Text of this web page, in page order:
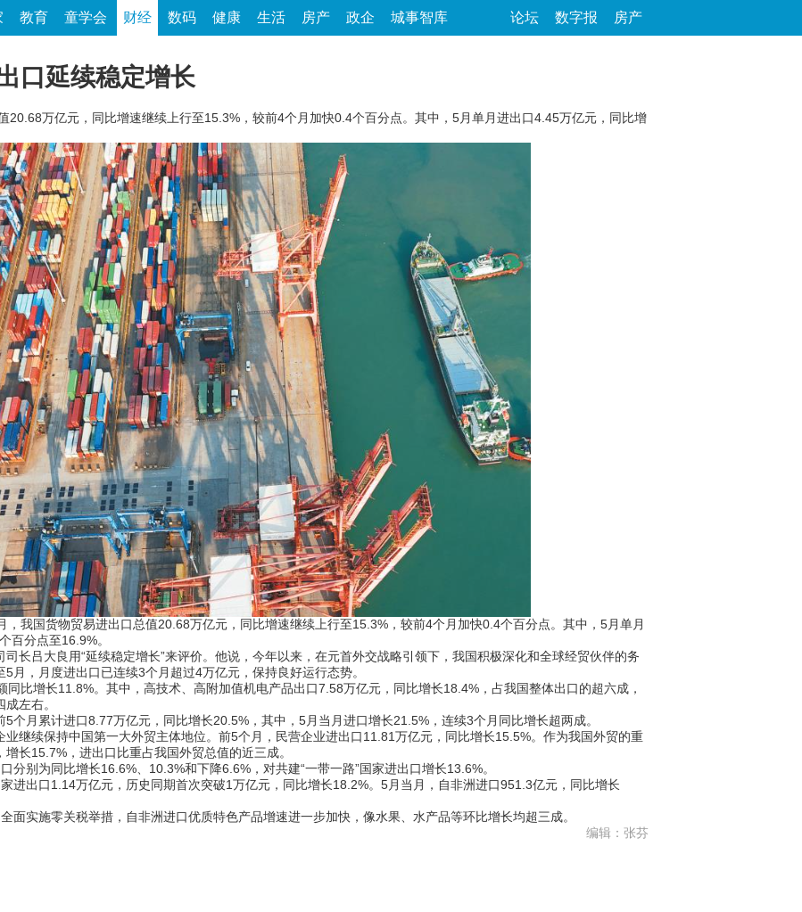
教育 童学会 财经 数码 健康 生活 房产 政企 城事智库 论坛 数字报 房产
口延续稳定增长
20.68万亿元，同比增速继续上行至15.3%，较前4个月加快0.4个百分点。其中，5月单月进出口4.45万亿元，同比增
国货物贸易进出口总值20.68万亿元，同比增速继续上行至15.3%，较前4个月加快0.4个百分点。其中，5月单月
百分点至16.9%。
吕大良用“延续稳定增长”来评价。他说，今年以来，在元首外交战略引领下，我国积极深化和全球经贸伙伴的务
月，月度进出口已连续3个月超过4万亿元，保持良好运行态势。
增长11.8%。其中，高技术、高附加值机电产品出口7.58万亿元，同比增长18.4%，占我国整体出口的超六成，
左右。
月累计进口8.77万亿元，同比增长20.5%，其中，5月当月进口增长21.5%，连续3个月同比增长超两成。
续保持中国第一大外贸主体地位。前5个月，民营企业进出口11.81万亿元，同比增长15.5%。作为我国外贸的重
长15.7%，进出口比重占我国外贸总值的近三成。
别为同比增长16.6%、10.3%和下降6.6%，对共建“一带一路”国家进出口增长13.6%。
出口1.14万亿元，历史同期首次突破1万亿元，同比增长18.2%。5月当月，自非洲进口951.3亿元，同比增长
实施零关税举措，自非洲进口优质特色产品增速进一步加快，像水果、水产品等环比增长均超三成。
编辑：张芬